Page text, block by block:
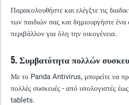
Παρακολουθήστε και ελέγξτε τις
των παιδιών σας και δημιουργήστε ένα
περιβάλλον για όλη την οικογένεια.
5. Συμβατότητα πολλών
Με το Panda Antivirus, μπορείτε να
πολλές συσκευές - από υπολογιστές
tablets.